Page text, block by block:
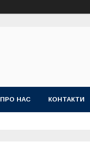
ПРО НАС КОНТАКТИ